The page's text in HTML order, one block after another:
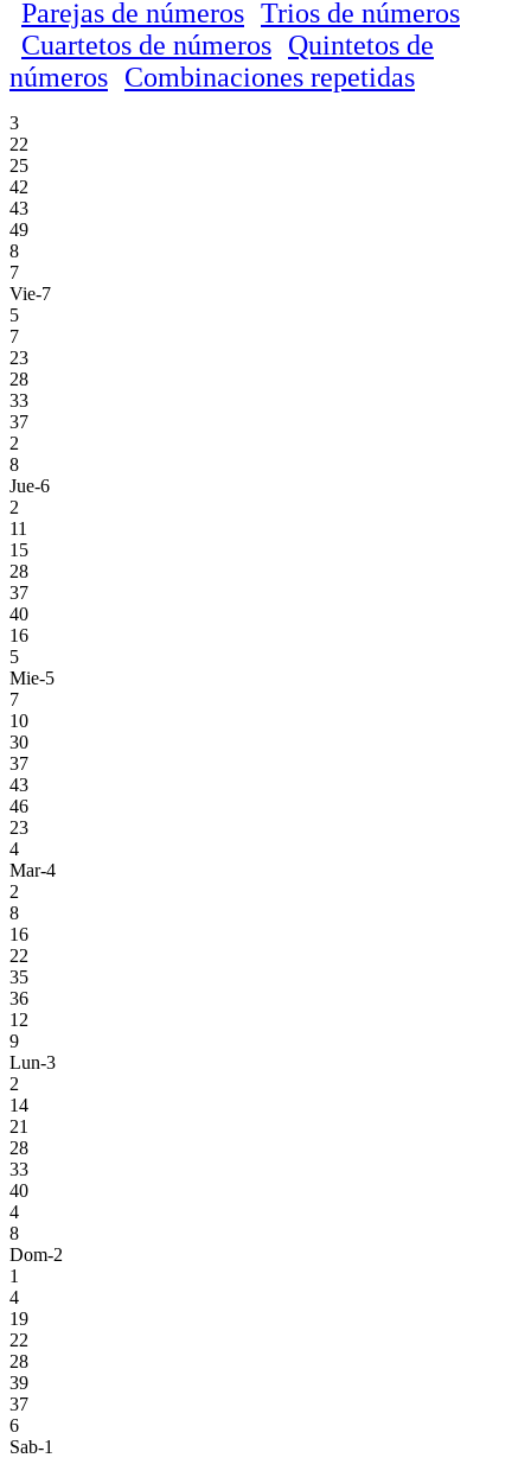
Parejas de números Trios de números
Cuartetos de números Quintetos de
números Combinaciones repetidas
3
22
25
42
43
49
8
7
Vie-7
5
7
23
28
33
37
2
8
Jue-6
2
11
15
28
37
40
16
5
Mie-5
7
10
30
37
43
46
23
4
Mar-4
2
8
16
22
35
36
12
9
Lun-3
2
14
21
28
33
40
4
8
Dom-2
1
4
19
22
28
39
37
6
Sab-1